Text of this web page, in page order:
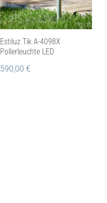
Estiluz Tik A-4098X
Pollerleuchte LED
590,00 €